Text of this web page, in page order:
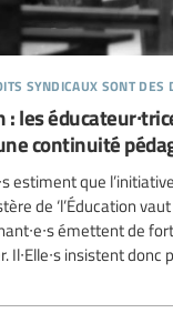
syndicaux sont des
: les
continuité
estiment que
de ‘l’Éducation
émettent de
Il∙Elle∙s insistent